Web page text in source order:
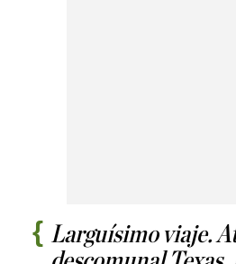
Larguísimo viaje.